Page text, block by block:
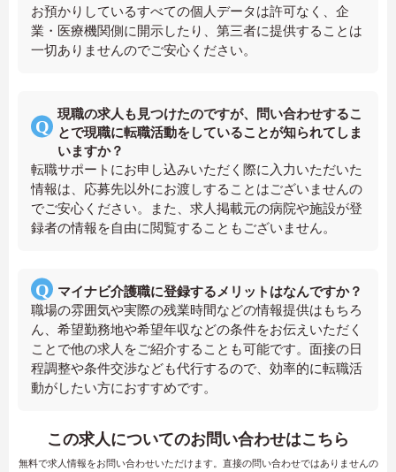
お預かりしているすべての個人データは許可なく、企
業・医療機関側に開示したり、第三者に提供することは
一切ありませんのでご安心ください。
現職の求人も見つけたのですが、問い合わせするこ
とで現職に転職活動をしていることが知られてしま
いますか？
転職サポートにお申し込みいただく際に入力いただいた
情報は、応募先以外にお渡しすることはございませんの
でご安心ください。また、求人掲載元の病院や施設が登
録者の情報を自由に閲覧することもございません。
マイナビ介護職に登録するメリットはなんですか？
職場の雰囲気や実際の残業時間などの情報提供はもちろ
ん、希望勤務地や希望年収などの条件をお伝えいただく
ことで他の求人をご紹介することも可能です。面接の日
程調整や条件交渉なども代行するので、効率的に転職活
動がしたい方におすすめです。
この求人についてのお問い合わせはこちら
無料で求人情報をお問い合わせいただけます。直接の問い合わせではありませんの